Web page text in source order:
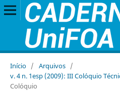
Início / Arquivos /
v. 4 n. 1esp (2009): III Colóquio
Colóquio